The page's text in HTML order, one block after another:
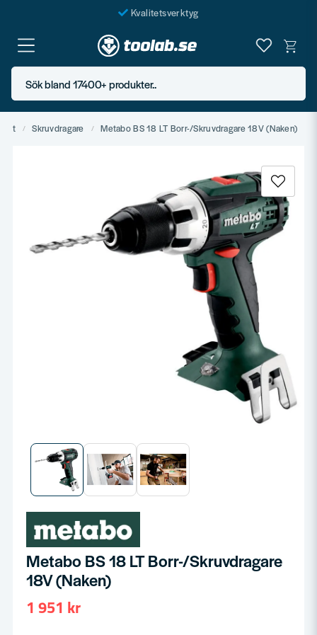
Kvalitetsverktyg
Fraktfritt över 999 SEK*
En järnhandel för alla
Butik i Göteborg
Sök bland 17400+ produkter..
Skruvdragare Metabo BS 18 LT Borr-/Skruvdragare 18V (Naken)
Metabo BS 18 LT Borr-/Skruvdragare
18V (Naken)
1 951 kr